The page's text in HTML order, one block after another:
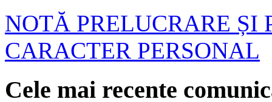
NOTĂ PRELUCRARE ȘI
CARACTER PERSONAL
Cele mai recente